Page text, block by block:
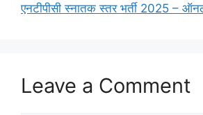
एनटीपीसी स्नातक स्तर भर्ती 2025 –
Leave a Comment